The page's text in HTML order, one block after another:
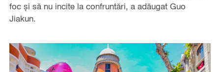
foc și să nu incite la confruntări, a adăugat Guo
Jiakun.